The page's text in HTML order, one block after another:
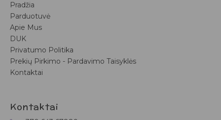
Pradžia
Parduotuvė
Apie Mus
DUK
Privatumo Politika
Prekių Pirkimo - Pardavimo Taisyklės
Kontaktai
Kontaktai